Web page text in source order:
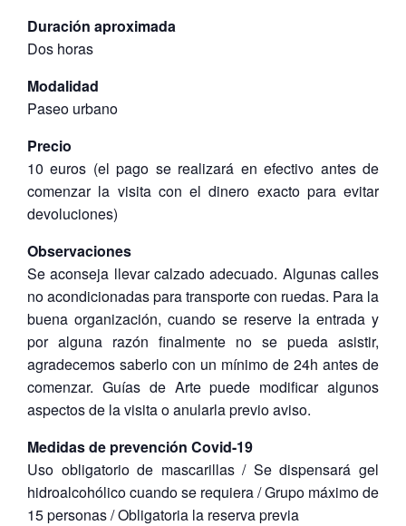
Duración aproximada
Dos horas
Modalidad
Paseo urbano
Precio
10 euros (el pago se realizará en efectivo antes de
comenzar la visita con el dinero exacto para evitar
devoluciones)
Observaciones
Se aconseja llevar calzado adecuado. Algunas calles
no acondicionadas para transporte con ruedas. Para la
buena organización, cuando se reserve la entrada y
por alguna razón finalmente no se pueda asistir,
agradecemos saberlo con un mínimo de 24h antes de
comenzar. Guías de Arte puede modificar algunos
aspectos de la visita o anularla previo aviso.
Medidas de prevención Covid-19
Uso obligatorio de mascarillas / Se dispensará gel
hidroalcohólico cuando se requiera / Grupo máximo de
15 personas / Obligatoria la reserva previa